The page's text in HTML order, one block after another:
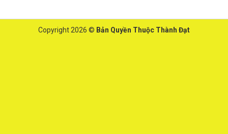
Copyright 2026 © Bản Quyền Thuộc Thành Đạt